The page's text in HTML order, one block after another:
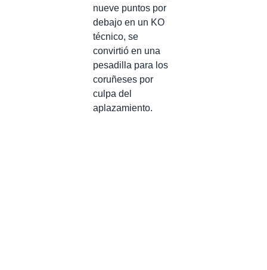
nueve puntos por
debajo en un KO
técnico, se
convirtió en una
pesadilla para los
coruñeses por
culpa del
aplazamiento.